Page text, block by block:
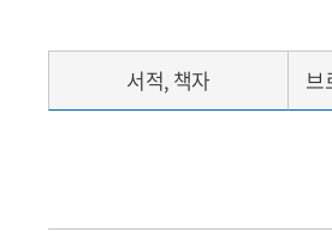
서적, 책자 브